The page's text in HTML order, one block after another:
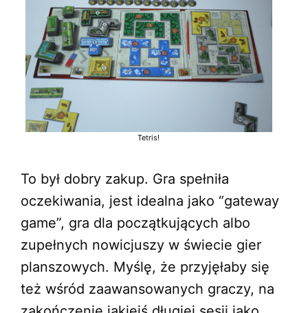
Tetris!
To był dobry zakup. Gra spełniła
oczekiwania, jest idealna jako “gateway
game”, gra dla początkujących albo
zupełnych nowicjuszy w świecie gier
planszowych. Myślę, że przyjęłaby się
też wśród zaawansowanych graczy, na